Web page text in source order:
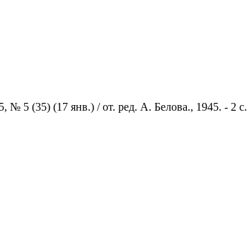
№ 5 (35) (17 янв.) / от. ред. А. Белова., 1945. - 2 с.